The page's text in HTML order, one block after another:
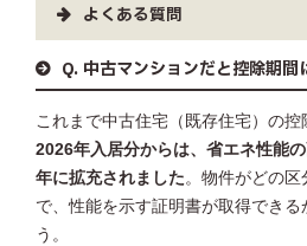
よくある質問
Q. 中古マンションだと控除期間
これまで中古住宅（既存住宅）の控
2026年入居分からは、省エネ性能
年に拡充されました。物件がどの
で、性能を示す証明書が取得できる
う。